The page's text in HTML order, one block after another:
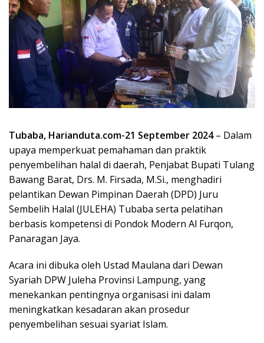
Tubaba, Harianduta.com-21 September 2024– Dalam
upaya memperkuat pemahaman dan praktik
penyembelihan halal di daerah, Penjabat Bupati Tulang
Bawang Barat, Drs. M. Firsada, M.Si., menghadiri
pelantikan Dewan Pimpinan Daerah (DPD) Juru
Sembelih Halal (JULEHA) Tubaba serta pelatihan
berbasis kompetensi di Pondok Modern Al Furqon,
Panaragan Jaya.
Acara ini dibuka oleh Ustad Maulana dari Dewan
Syariah DPW Juleha Provinsi Lampung, yang
menekankan pentingnya organisasi ini dalam
meningkatkan kesadaran akan prosedur
penyembelihan sesuai syariat Islam.